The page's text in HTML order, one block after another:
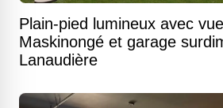
Plain-pied lumineux avec
Maskinongé et garage
Lanaudière